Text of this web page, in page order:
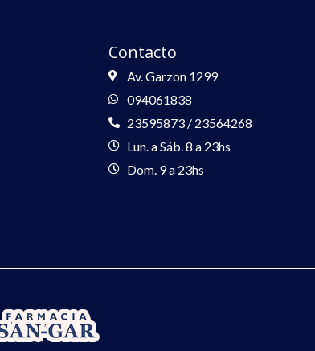
Contacto
Av. Garzon 1299
094061838
23595873 / 23564268
Lun. a Sáb. 8 a 23hs
Dom. 9 a 23hs